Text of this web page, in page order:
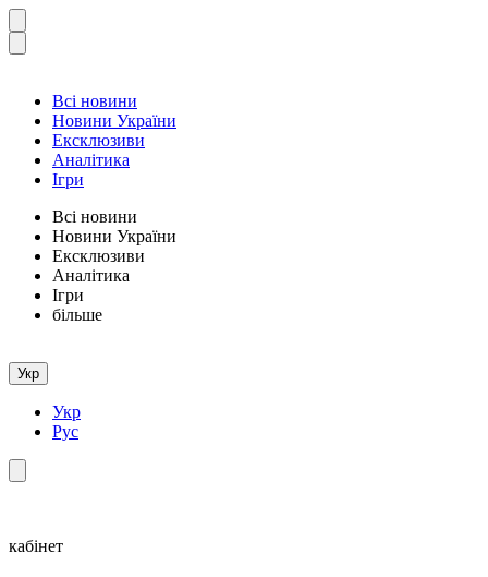
Всі новини
Новини України
Ексклюзиви
Аналітика
Ігри
Всі новини
Новини України
Ексклюзиви
Аналітика
Ігри
більше
Укр
Укр
Рус
кабінет